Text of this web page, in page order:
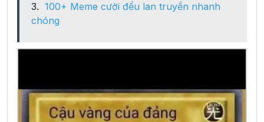
100+ Meme cười đểu lan truyền nhanh
chóng